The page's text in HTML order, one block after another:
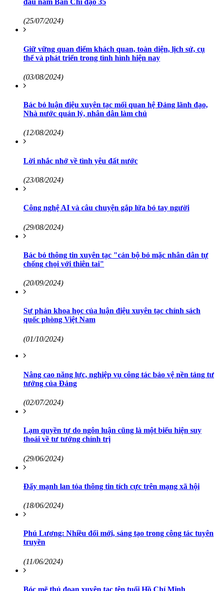
đầu năm Ban Chỉ đạo 35
(25/07/2024)
Giữ vững quan điểm khách quan, toàn diện, lịch sử, cụ
thể và phát triển trong tình hình hiện nay
(03/08/2024)
Bác bỏ luận điệu xuyên tạc mối quan hệ Đảng lãnh đạo,
Nhà nước quản lý, nhân dân làm chủ
(12/08/2024)
Lời nhắc nhở về tình yêu đất nước
(23/08/2024)
Công nghệ AI và câu chuyện gắp lửa bỏ tay người
(29/08/2024)
Bác bỏ thông tin xuyên tạc "cán bộ bỏ mặc nhân dân tự
chống chọi với thiên tai"
(20/09/2024)
Sự phản khoa học của luận điệu xuyên tạc chính sách
quốc phòng Việt Nam
(01/10/2024)
Nâng cao năng lực, nghiệp vụ công tác bảo vệ nền tảng tư
tưởng của Đảng
(02/07/2024)
Lạm quyền tự do ngôn luận cũng là một biểu hiện suy
thoái về tư tưởng chính trị
(29/06/2024)
Đẩy mạnh lan tỏa thông tin tích cực trên mạng xã hội
(18/06/2024)
Phú Lương: Nhiều đổi mới, sáng tạo trong công tác tuyên
truyền
(11/06/2024)
Bóc mẽ thủ đoạn xuyên tạc tên tuổi Hồ Chí Minh